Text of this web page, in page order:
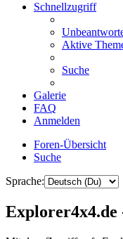
Schnellzugriff
Aktive
Suche
Galerie
FAQ
Anmelden
Foren-Übersicht
Suche
Sprache: